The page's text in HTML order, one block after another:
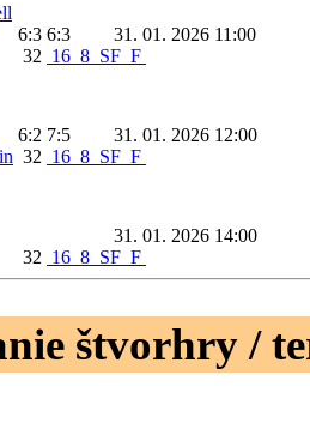
6:3 6:3
31. 01. 2026 11:00
32 16 8 SF F
6:2 7:5
31. 01. 2026 12:00
32 16 8 SF F
31. 01. 2026 14:00
32 16 8 SF F
štvorhry /